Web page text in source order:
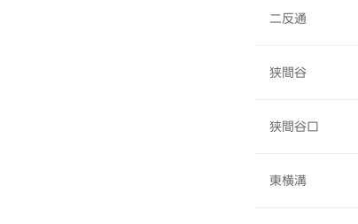
二反通
狭間谷
狭間谷口
東横溝